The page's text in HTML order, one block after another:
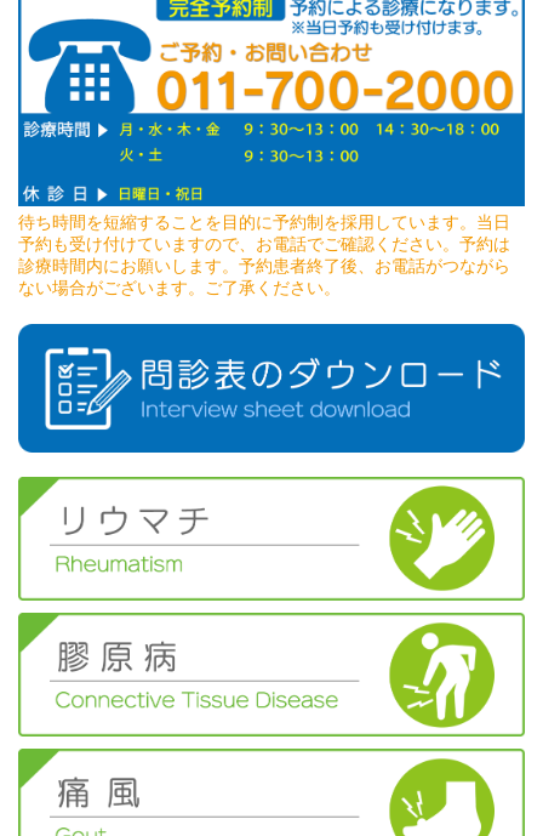
待ち時間を短縮することを目的に予約制を採用しています。当日
予約も受け付けていますので、お電話でご確認ください。予約は
診療時間内にお願いします。予約患者終了後、お電話がつながら
ない場合がございます。ご了承ください。